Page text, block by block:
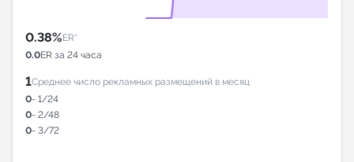
0.38%ER*
0.0ER за 24 часа
1Среднее число рекламных размещений в месяц
0- 1/24
0- 2/48
0- 3/72